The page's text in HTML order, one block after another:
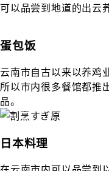
可以品尝到地道的出云
蛋包饭
云南市自古以来以养鸡
所以市内很多餐馆都推
品。
日本料理